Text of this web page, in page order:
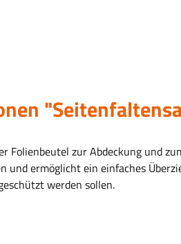
Folienbeutel zur Abdeckung und
und ermöglicht ein einfaches
werden sollen.